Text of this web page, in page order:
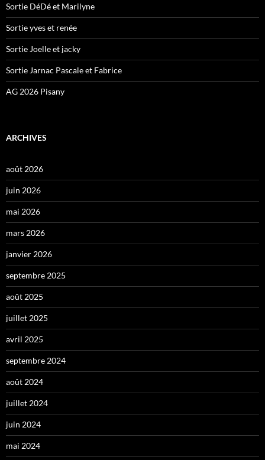
Sortie DéDé et Marilyne
Sortie yves et renée
Sortie Joelle et jacky
Sortie Jarnac Pascale et Fabrice
AG 2026 Pisany
ARCHIVES
août 2026
juin 2026
mai 2026
mars 2026
janvier 2026
septembre 2025
août 2025
juillet 2025
avril 2025
septembre 2024
août 2024
juillet 2024
juin 2024
mai 2024